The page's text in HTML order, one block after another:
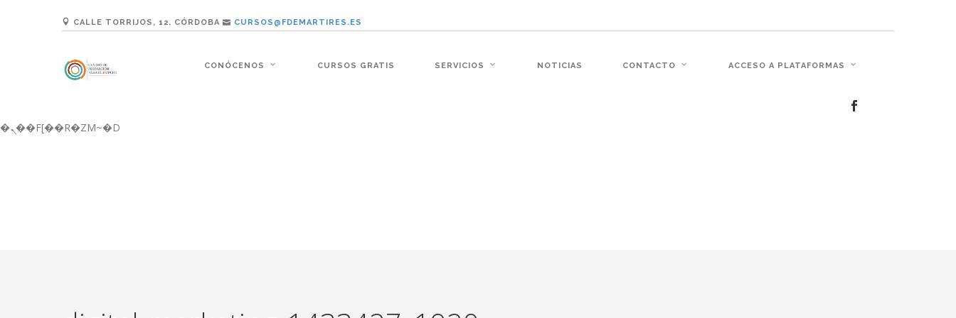
m��@J����nQ+���պ��כ��7�Ma�jf��J��ͱ4j���Ѳ�
���9��p�=�'m��AN�ޭ�=/��������B��:�-�n&������nUf���������q��x�ZM~� c�� Ϲ�+,&��Ὰܢ��F[��(�1�*"��
ϒ��"J����ԧ�����<�;�b"�� ���"j�����ܢ��F[��x� ,�!q�� қ�*]/���؝�2��7�SMc�s"���ޭ�DQ/�应�ܢ��F_��!� :�s"��
�ܢ��F[��R�ZM~�D
CALLE TORRIJOS, 12. CÓRDOBA CURSOS@FDEMARTIRES.ES
CONÓCENOS CURSOS GRATIS SERVICIOS NOTICIAS CONTACTO ACCESO A PLATAFORMAS